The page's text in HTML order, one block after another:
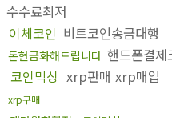
수수료최저
이체코인 비트코인송금대행
돈현금화해드립니다 핸드폰결제
코인믹싱 xrp판매 xrp매입
xrp구매